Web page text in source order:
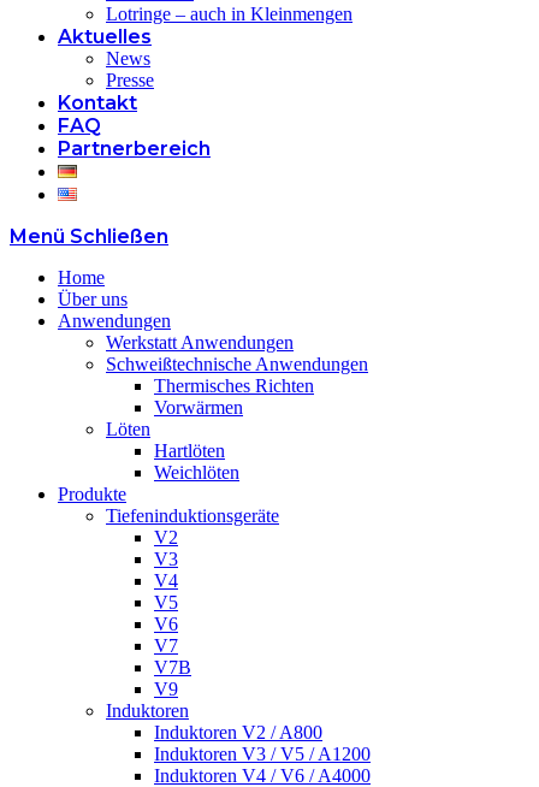
Lotringe – auch in Kleinmengen
Aktuelles
News
Presse
Kontakt
FAQ
Partnerbereich
Menü Schließen
Home
Über uns
Anwendungen
Werkstatt Anwendungen
Schweißtechnische Anwendungen
Thermisches Richten
Vorwärmen
Löten
Hartlöten
Weichlöten
Produkte
Tiefeninduktionsgeräte
V2
V3
V4
V5
V6
V7
V7B
V9
Induktoren
Induktoren V2 / A800
Induktoren V3 / V5 / A1200
Induktoren V4 / V6 / A4000